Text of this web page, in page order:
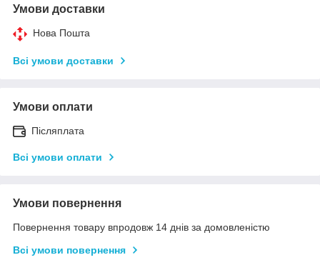
Умови доставки
Нова Пошта
Всі умови доставки
Умови оплати
Післяплата
Всі умови оплати
Умови повернення
Повернення товару впродовж 14 днів за домовленістю
Всі умови повернення